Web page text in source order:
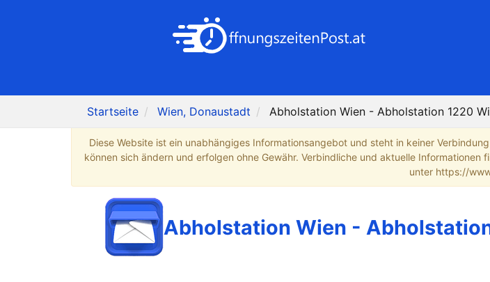
Startseite Wien, Donaustadt Abholstation Wien - Abholstation 1220
Diese Website ist ein unabhängiges Informationsangebot und steht in keiner
können sich ändern und erfolgen ohne Gewähr. Verbindliche und aktuelle
unter https://
Abholstation Wien -